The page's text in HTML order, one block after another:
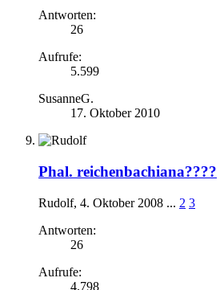
Antworten:
26
Aufrufe:
5.599
SusanneG.
17. Oktober 2010
Phal. reichenbachiana????
Rudolf, 4. Oktober 2008 ... 2 3
Antworten:
26
Aufrufe:
4.798